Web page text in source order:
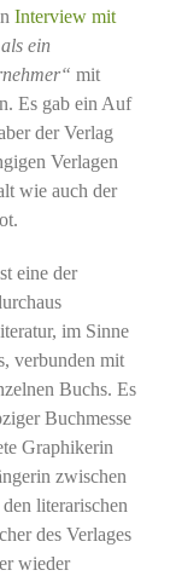
Interview mit
ein
mit
Es gab ein Auf
der Verlag
Verlagen
wie auch der
eine der
im Sinne
verbunden mit
Buchs. Es
Buchmesse
Graphikerin
zwischen
literarischen
des Verlages
wieder